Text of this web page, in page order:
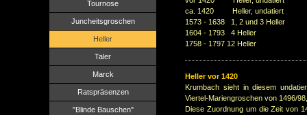
Tournose
Juncheitsgroschen
Heller
Taler
Marck
Ratspräsenzen
"Blinde Bauschen"
ca. 1420 Heller, undatiert
1573 - 1638 1, 2 und 3 Heller
1604 - 1793 4 Heller
1758 - 1797 12 Heller
Heller vor 1420
Krumbach sieht in diesem
Viertel-Mariengroschen von 1496/
Diese Zuordnung um die Zeit von